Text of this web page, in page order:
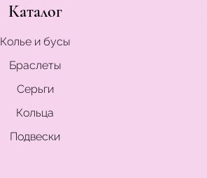
Каталог
Колье и бусы
Браслеты
Серьги
Кольца
Подвески